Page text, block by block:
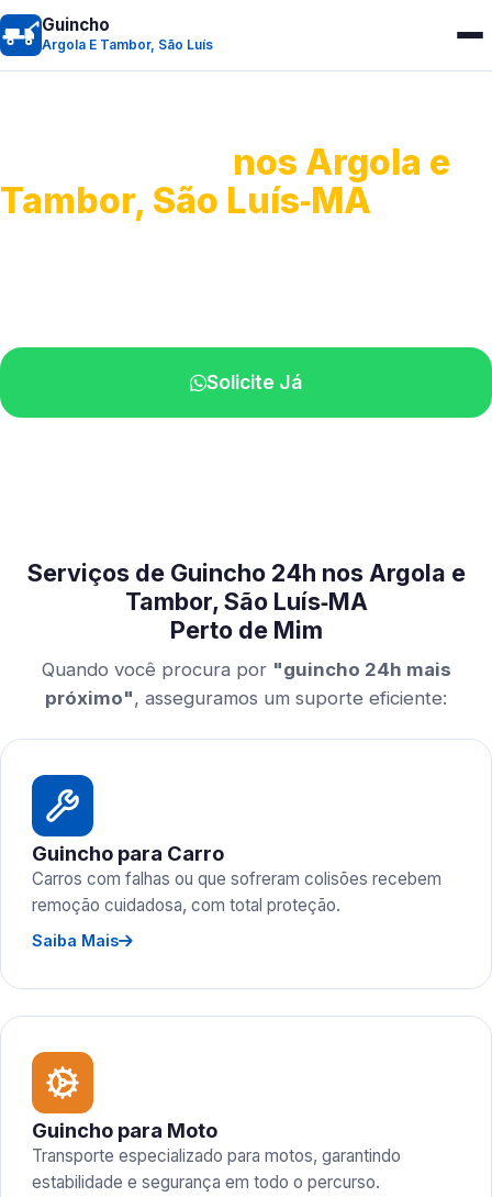
Guincho
Argola E Tambor, São Luís
nos Argola e
Tambor, São Luís‑MA
Solicite Já
Serviços de Guincho 24h nos Argola e
Tambor, São Luís‑MA
Perto de Mim
Quando você procura por "guincho 24h mais
próximo", asseguramos um suporte eficiente:
Guincho para Carro
Carros com falhas ou que sofreram colisões recebem
remoção cuidadosa, com total proteção.
Saiba Mais
Guincho para Moto
Transporte especializado para motos, garantindo
estabilidade e segurança em todo o percurso.